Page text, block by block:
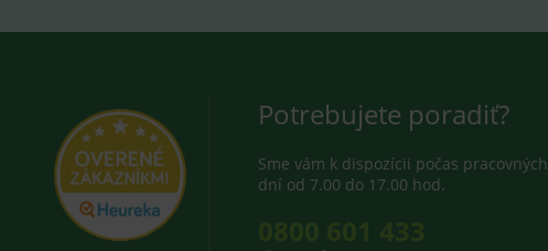
Potrebujete poradiť?
Sme vám k dispozícii počas pracovných
dní od 7.00 do 17.00 hod.